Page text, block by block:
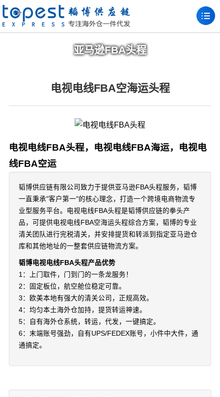
亚马逊FBA头程
电视电线FBA空海运头程
电视电线FBA头程，电视电线FBA海运，电视电
线FBA空运
韬博供应链有限公司致力于提供亚马逊FBA头程服务，韬博
一直秉承"客户第一"的核心理念，打造一个跨境电商物流专
业型服务平台。电视电线FBA头程是韬博供应链的拳头产
品，可提供电视电线FBA空海运头程综合方案，韬博的专业
清关团队进行完税清关，并安排提货和转派到指定亚马逊仓
库和其他地址的一整套供应链物流方案。
韬博电视电线FBA头程产品优势
1：上门取件，门到门的一条龙服务！
2：固定板位，航空舱位稳定可靠。
3：欧美本地有强大的清关公司，正规高效。
4：均匀本土海外仓加持，提货转运神速。
5：自有海外仓系统，转运，代发，一键搞定。
6：末端账号强劲，自有UPS/FEDEX账号，小件中大件，通
通搞定。